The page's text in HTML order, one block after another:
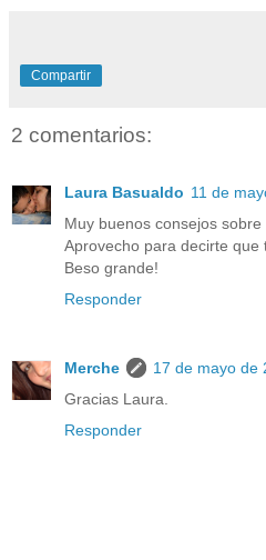
Compartir
2 comentarios:
Laura Basualdo 11 de
Muy buenos consejos sobre
Aprovecho para decirte
Beso grande!
Responder
Merche
17 de mayo de
Gracias Laura.
Responder